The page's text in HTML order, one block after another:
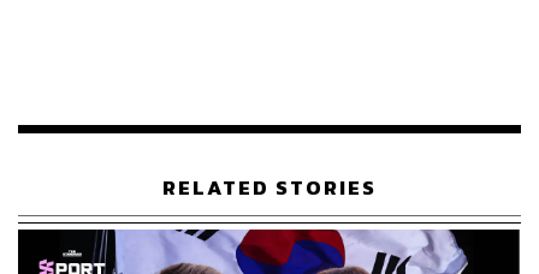
vs. ไทย
ตามข้อมูลจากเว็บไซต์ FDIC ระบุว่า ยอดคงเหลือของกองทุน
The Deposit Insurance Fund อยู่ที่ 1.28 แสนล้านดอลลาร์
(หรือราว 4.42 ล้านล้านบาท) ณ วันที่ 31 ธันวาคม จาก
RELATED STORIES